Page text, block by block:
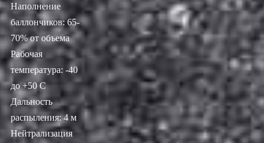
Наполнение
баллончиков: 65-
70% от объема
Рабочая
температура: -40
до +50 С
Дальность
распыления: 4 м
Нейтрализация